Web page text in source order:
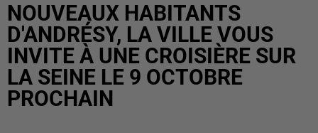
NOUVEAUX HABITANTS
D'ANDRÉSY, LA VILLE VOUS
INVITE À UNE CROISIÈRE SUR
LA SEINE LE 9 OCTOBRE
PROCHAIN